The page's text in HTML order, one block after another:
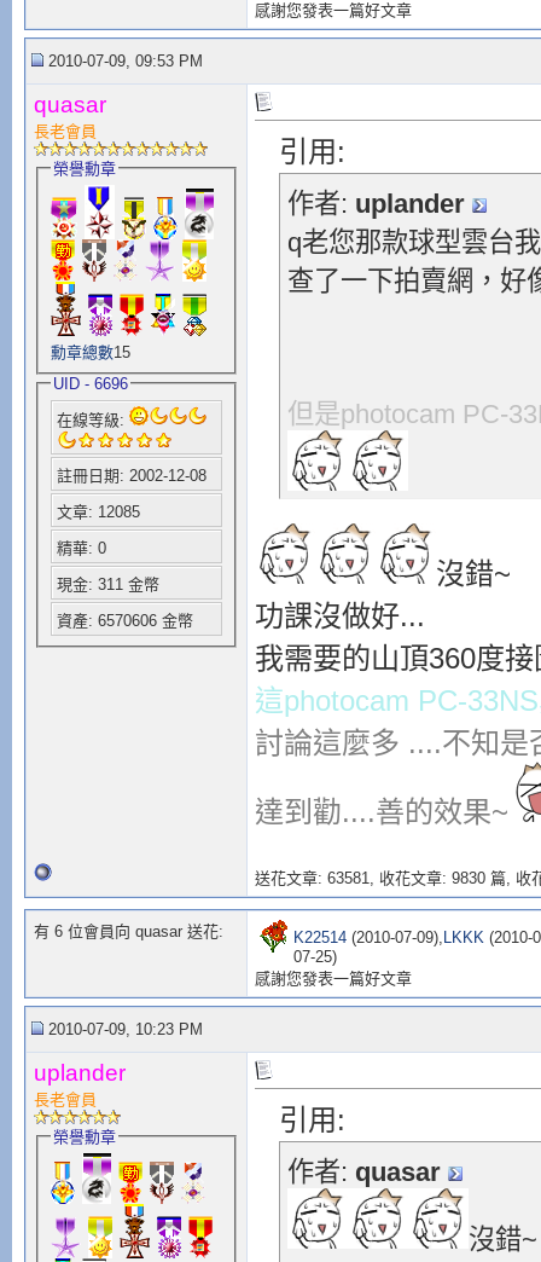
感謝您發表一篇好文章
2010-07-09, 09:53 PM
quasar
長老會員
榮譽勳章
勳章總數15
UID - 6696
在線等級:
註冊日期: 2002-12-08
文章: 12085
精華: 0
現金: 311 金幣
資產: 6570606 金幣
引用:
作者: uplander
q老您那款球型雲台
查了一下拍賣網，好
但是photocam PC-
沒錯~
功課沒做好...
我需要的山頂360度
這photocam PC-
討論這麼多 ....不知是
達到勸....善的效果~
送花文章: 63581, 收花文章: 9830 篇, 收
有 6 位會員向 quasar 送花: K22514(2010-07-09), LKKK(2010-
07-25)
感謝您發表一篇好文章
2010-07-09, 10:23 PM
uplander
長老會員
榮譽勳章
引用:
作者: quasar
沒錯~